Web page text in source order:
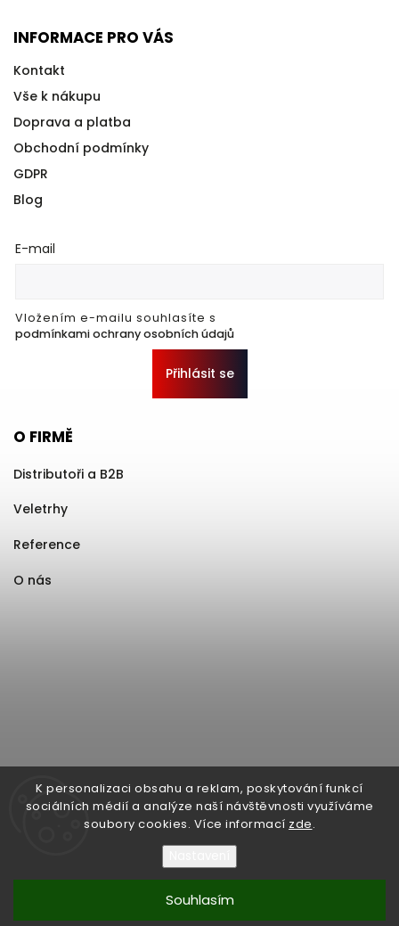
K personalizaci obsahu a reklam, poskytování funkcí
sociálních médií a analýze naší návštěvnosti využíváme
soubory cookies. Více informací zde.
Souhlasím
INFORMACE PRO VÁS
Kontakt
Vše k nákupu
Doprava a platba
Obchodní podmínky
GDPR
Blog
E-mail
Vložením e-mailu souhlasíte s
podmínkami ochrany osobních údajů
Přihlásit se
O FIRMĚ
Distributoři a B2B
Veletrhy
Reference
O nás